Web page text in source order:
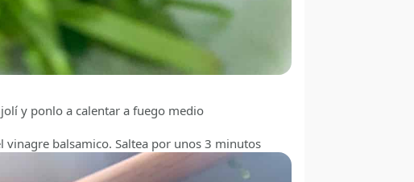
y ponlo a calentar a fuego medio
balsamico. Saltea por unos 3 minutos